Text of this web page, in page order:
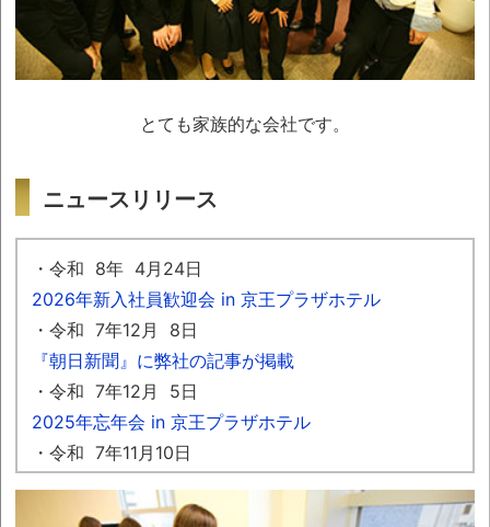
とても家族的な会社です。
ニュースリリース
令和 8年 4月24日
2026年新入社員歓迎会 in 京王プラザホテル
令和 7年12月 8日
『朝日新聞』に弊社の記事が掲載
令和 7年12月 5日
2025年忘年会 in 京王プラザホテル
令和 7年11月10日
第21000462(09)号